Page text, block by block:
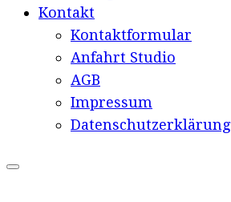
Kontakt
Kontaktformular
Anfahrt Studio
AGB
Impressum
Datenschutzerklärung